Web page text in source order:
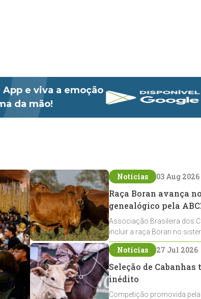
App e viva a emoção
da mão!
Notícias 03 Aug 2026
Raça Boran avança
genealógico pela
Associação Brasileira dos
incluir a raça Boran no
expansão na pecuária
Notícias 27 Jul 2026
Seleção de
inédito
Competição promovida